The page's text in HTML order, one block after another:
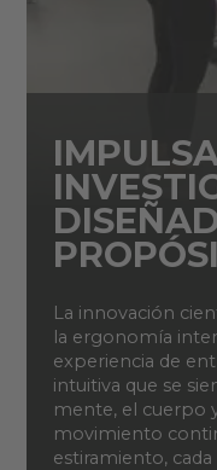
La innovación
la ergonomía
experiencia de
intuitiva que se
mente, el cuerpo
movimiento
estiramiento,